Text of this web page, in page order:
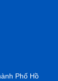
Phố Hồ